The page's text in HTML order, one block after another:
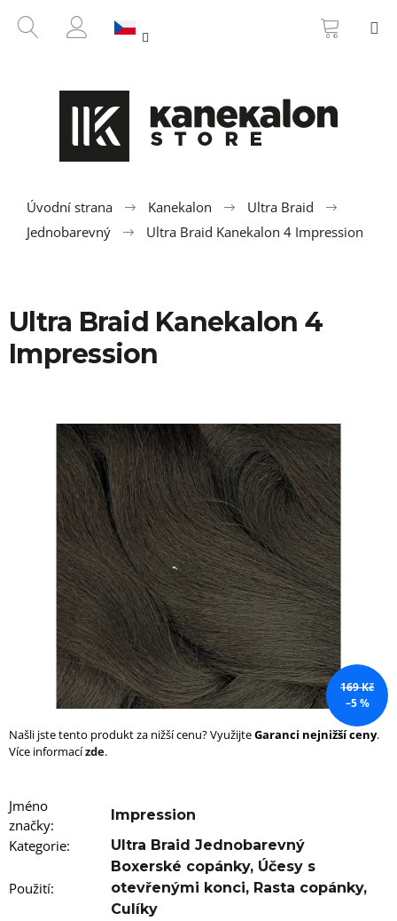
HLEDAT
PŘIHLÁŠENÍ
KOŠÍK
Úvodní strana Kanekalon
Ultra Braid
Jednobarevný
Ultra Braid Kanekalon 4 Impression
Ultra Braid Kanekalon 4
Impression
169 Kč
–5 %
Našli jste tento produkt za nižší cenu? VyužijteGaranci nejnižší ceny.
Více informacízde.
Jméno
značky:
Impression
Kategorie: Ultra Braid Jednobarevný
Použití:
Boxerské copánky, Účesy s
otevřenými konci, Rasta copánky,
Culíky
ZPĚT
ZPĚT
e
e
t
HLEDAT
o
r
u
j
e
m